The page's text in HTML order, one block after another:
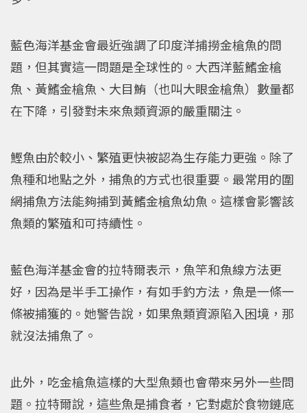
藍色海洋基金會最近強調了印度洋捕撈金槍魚的問
題，但其實這一問題是全球性的。大西洋藍鰭金槍
魚、黃鰭金槍魚、大目鮪（也叫大眼金槍魚）數量都
在下降，引發對未來魚類資源的嚴重關注。
鰹魚由於較小、繁殖更快被認為生存能力更強。除了
魚種和地點之外，捕魚的方式也很重要。最常用的圍
網捕魚方法能夠捕到黃鰭金槍魚幼魚。這樣會影響該
魚類的繁殖和可持續性。
藍色海洋基金會的拉特爾表示，魚竿和魚線方法更
好，因為是半手工操作，有如手釣方法，魚是一條一
條被捕獲的。她警告說，如果魚類資源陷入困境，那
就沒法捕魚了。
此外，吃金槍魚這樣的大型魚類也會帶來另外一些問
題。拉特爾說，這些魚是捕食者，它對處於食物鏈底